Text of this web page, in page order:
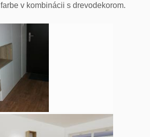
v kombinácii s drevodekorom.